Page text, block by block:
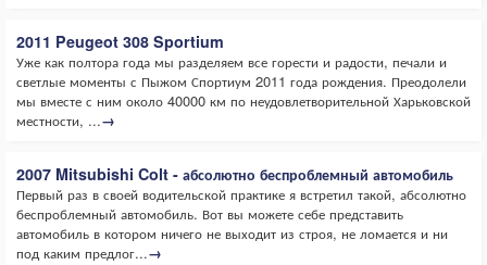
2011 Peugeot 308 Sportium
Уже как полтора года мы разделяем все горести и радости, печали и
светлые моменты с Пыжом Спортиум 2011 года рождения. Преодолели
мы вместе с ним около 40000 км по неудовлетворительной Харьковской
местности, ...→
2007 Mitsubishi Colt - абсолютно беспроблемный автомобиль
Первый раз в своей водительской практике я встретил такой, абсолютно
беспроблемный автомобиль. Вот вы можете себе представить
автомобиль в котором ничего не выходит из строя, не ломается и ни
под каким предлог...→